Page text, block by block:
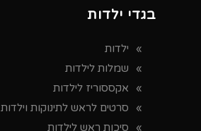
בגדי ילדות
ילדות
שמלות לילדות
אקססוריז לילדות
סרטים לראש לתינוקות וילדות
סיכות ראש לילדות